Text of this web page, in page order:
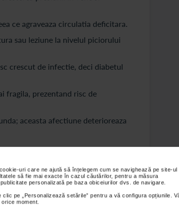
uri care ne ajută să înțelegem cum se navighează pe site-ul
să fie mai exacte în cazul căutărilor, pentru a măsura
personalizată pe baza obiceiurilor dvs. de navigare.
pe „Personalizează setările” pentru a vă configura opțiunile.
moment.
ce agraveaza circulatia deficitara.
sau leziune la nivelul piciorului
crescut de infectie, deci diabetul
fragila, prezentand risc de
aceasta afectiune deterioreaza
evolutiei ranii si penytru